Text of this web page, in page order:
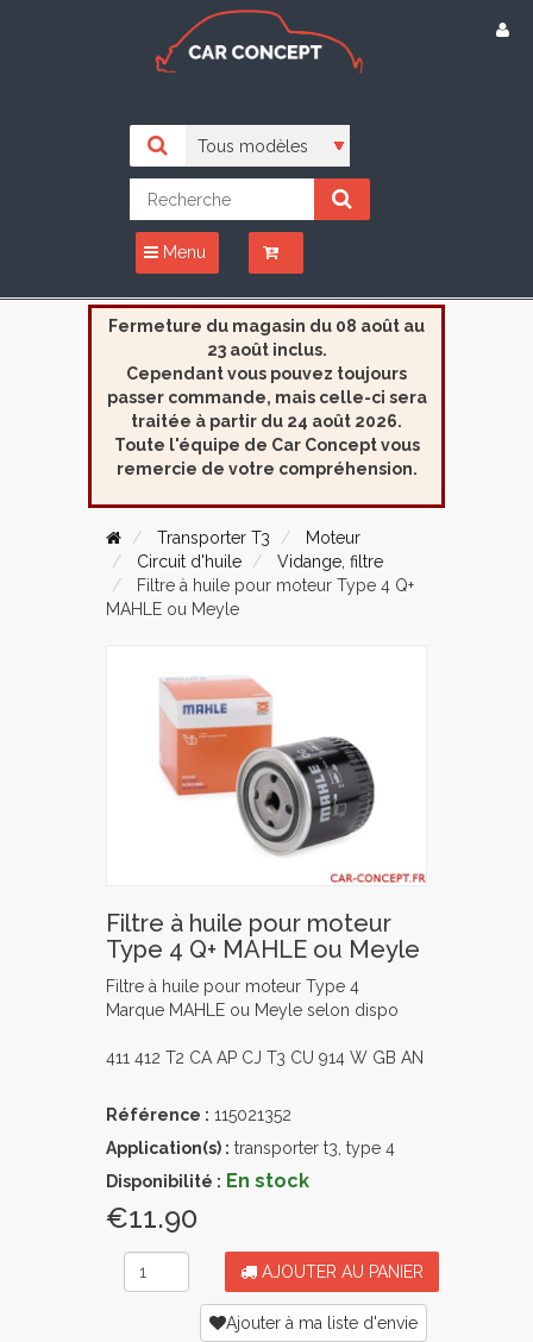
Menu
Fermeture du magasin du 08 août au
23 août inclus.
Cependant vous pouvez toujours
passer commande, mais celle-ci sera
traitée à partir du 24 août 2026.
Toute l'équipe de Car Concept vous
remercie de votre compréhension.
Transporter T3
Moteur
Circuit d'huile
Vidange, filtre
Filtre à huile pour moteur Type 4 Q+
MAHLE ou Meyle
Filtre à huile pour moteur
Type 4 Q+ MAHLE ou Meyle
Filtre à huile pour moteur Type 4
Marque MAHLE ou Meyle selon dispo
411 412 T2 CA AP CJ T3 CU 914 W GB AN
Référence : 115021352
Application(s) : transporter t3, type 4
Disponibilité : En stock
€11.90
AJOUTER AU PANIER
Ajouter à ma liste d'envie